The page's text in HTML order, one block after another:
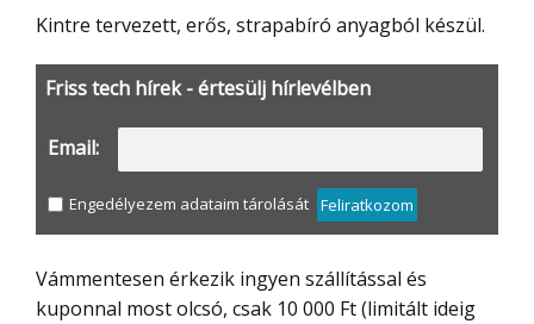
Kintre tervezett, erős, strapabíró anyagból készül.
Friss tech hírek - értesülj hírlevélben
Email:
Engedélyezem adataim tárolását Feliratkozom
Vámmentesen érkezik ingyen szállítással és
kuponnal most olcsó, csak 10 000 Ft (limitált ideig